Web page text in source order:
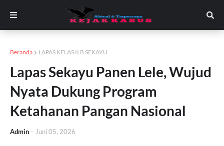
Beranda LAPAS KELAS II B SEKAYU
Lapas Sekayu Panen Lele, Wujud
Nyata Dukung Program
Ketahanan Pangan Nasional
Admin - Juni 05, 2026